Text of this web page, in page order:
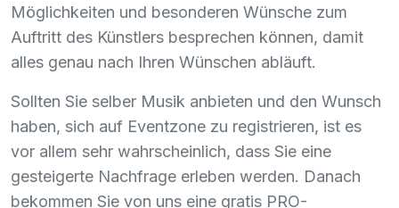
Möglichkeiten und besonderen Wünsche zum
Auftritt des Künstlers besprechen können, damit
alles genau nach Ihren Wünschen abläuft.
Sollten Sie selber Musik anbieten und den Wunsch
haben, sich auf Eventzone zu registrieren, ist es
vor allem sehr wahrscheinlich, dass Sie eine
gesteigerte Nachfrage erleben werden. Danach
bekommen Sie von uns eine gratis PRO-